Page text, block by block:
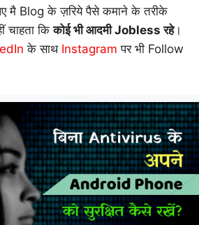
मै Blog के ज़रिये पैसे कमाने के तरीके
चाहता किकोई भी आदमी Jobless रहे।
के साथ Instagram पर भी Follow